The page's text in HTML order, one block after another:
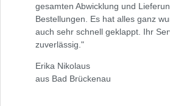
gesamten Abwicklung und
Bestellungen. Es hat alles ganz
auch sehr schnell geklappt. Ihr
zuverlässig."
Erika Nikolaus
aus Bad Brückenau